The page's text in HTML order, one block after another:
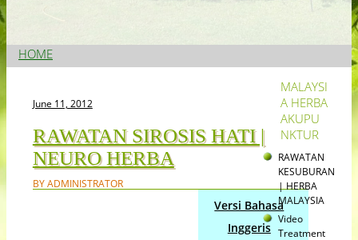
KL
Skip to content
HOME
June 11, 2012
RAWATAN SIROSIS HATI |
NEURO HERBA
BY ADMINISTRATOR
Versi Bahasa
Inggeris
MALAYSI
A HERBA
AKUPU
NKTUR
RAWATAN
KESUBURAN
| HERBA
MALAYSIA
Video
Treatment